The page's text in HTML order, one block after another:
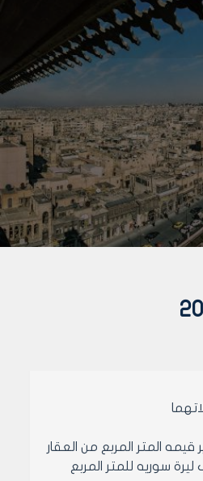
تم الموافقة على تصديق تقدير قيمه المتر المربع من العقار
قدره 45000 ل.س خمس واربعون ألف ليرة سوريه للمتر المربع